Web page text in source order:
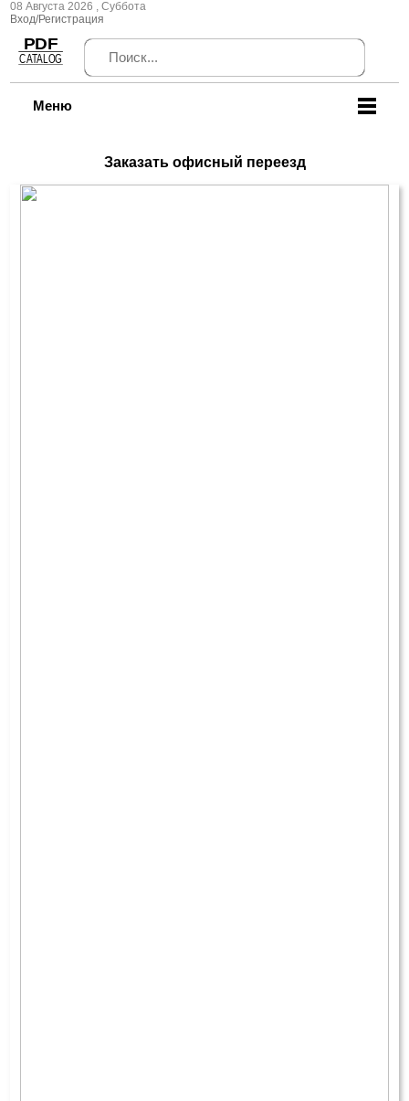
08 Августа 2026 , Суббота
Вход/Регистрация
Меню
Заказать офисный переезд